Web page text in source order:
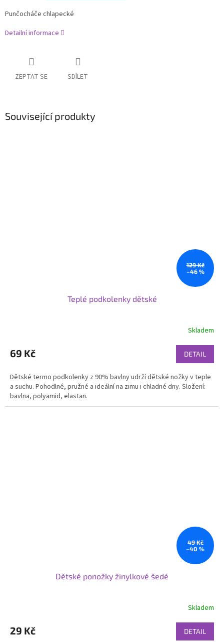
Punčocháče chlapecké
Detailní informace
ZEPTAT SE SDÍLET
Související produkty
129 Kč
–46 %
Teplé podkolenky dětské
Skladem
69 Kč DETAIL
Dětské termo podkolenky z 90% bavlny udrží dětské nožky v teple
a suchu. Pohodlné, pružné a ideální na zimu i chladné dny. Složení:
bavlna, polyamid, elastan.
49 Kč
–40 %
Dětské ponožky žinylkové šedé
Skladem
29 Kč DETAIL